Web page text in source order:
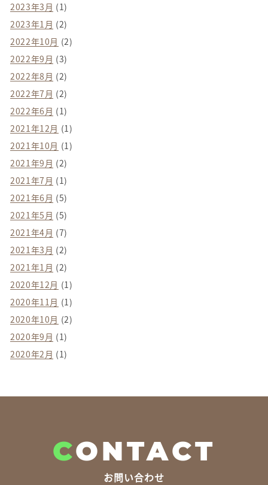
2023年3月 (1)
2023年1月 (2)
2022年10月 (2)
2022年9月 (3)
2022年8月 (2)
2022年7月 (2)
2022年6月 (1)
2021年12月 (1)
2021年10月 (1)
2021年9月 (2)
2021年7月 (1)
2021年6月 (5)
2021年5月 (5)
2021年4月 (7)
2021年3月 (2)
2021年1月 (2)
2020年12月 (1)
2020年11月 (1)
2020年10月 (2)
2020年9月 (1)
2020年2月 (1)
CONTACT
お問い合わせ